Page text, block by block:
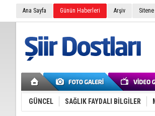
Ana Sayfa Günün Haberleri Arşiv
GÜNCEL SAĞLIK FAYDALI BİLGİLER